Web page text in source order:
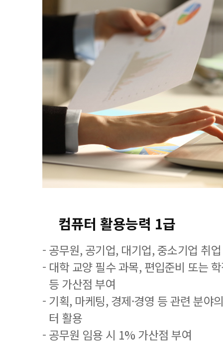
컴퓨터 활용능력 1급
- 공무원, 공기업, 대기업, 중소기업 취
- 대학 교양 필수 과목, 편입준비 또는
등 가산점 부여
- 기획, 마케팅, 경제·경영 등 관련 분야
터 활용
- 공무원 임용 시 1% 가산점 부여